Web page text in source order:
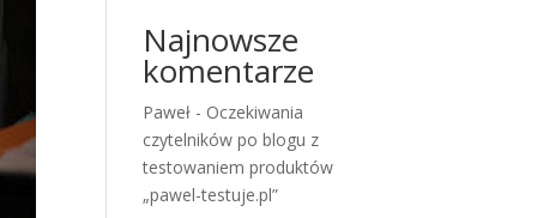
Najnowsze
komentarze
Paweł - Oczekiwania
czytelników po blogu z
testowaniem produktów
„pawel-testuje.pl”